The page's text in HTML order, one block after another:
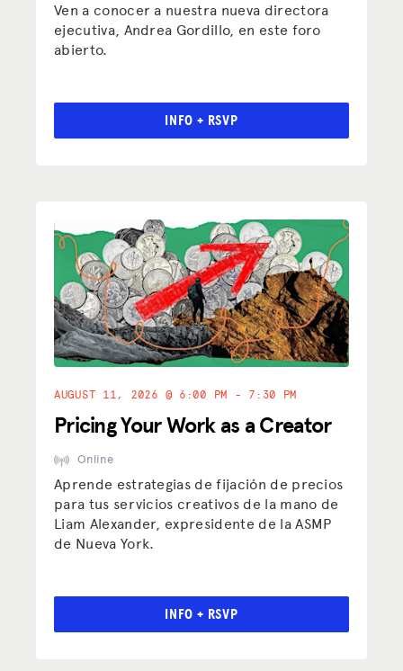
Ven a conocer a nuestra nueva directora
ejecutiva, Andrea Gordillo, en este foro
abierto.
INFO + RSVP
Pricing Your Work as a Creator
AUGUST 11, 2026 @ 6:00 PM - 7:30 PM
Online
Aprende estrategias de fijación de precios
para tus servicios creativos de la mano de
Liam Alexander, expresidente de la ASMP
de Nueva York.
INFO + RSVP